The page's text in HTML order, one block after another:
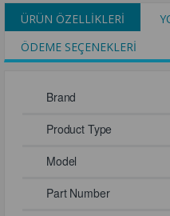
ÜRÜN ÖZELLIKLERI
ÖDEME SEÇENEKLERI
Brand
Product Type
Model
Part Number